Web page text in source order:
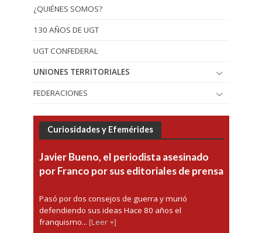
¿QUIÉNES SOMOS?
130 AÑOS DE UGT
UGT CONFEDERAL
UNIONES TERRITORIALES
FEDERACIONES
Curiosidades y Efemérides
Javier Bueno, el periodista asesinado
por Franco por sus editoriales de prensa
Pasó por dos consejos de guerra y murió
defendiendo sus ideas Hace 80 años el
franquismo... [Leer +]